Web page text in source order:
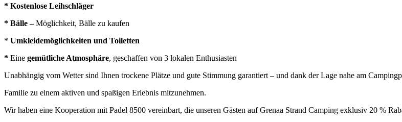
* Kostenlose Leihschläger
* Bälle –Möglichkeit, Bälle zu kaufen
* Umkleidemöglichkeiten und Toiletten
* Eine gemütliche Atmosphäre, geschaffen von 3 lokalen Enthusiasten
Unabhängig vom Wetter sind Ihnen trockene Plätze und gute Stimmung garantiert – und dank der Lage nahe am
Familie zu einem aktiven und spaßigen Erlebnis mitzunehmen.
Wir haben eine Kooperation mit Padel 8500 vereinbart, die unseren Gästen auf Grenaa Strand Camping exklusiv 20 %